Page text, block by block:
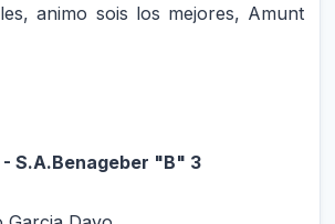
animo sois los mejores, Amunt
S.A.Benageber "B" 3